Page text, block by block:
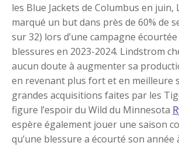
les Blue Jackets de Columbus en juin,
marqué un but dans près de 60% de
sur 32) lors d’une campagne
blessures en 2023-2024. Lindstrom
aucun doute à augmenter sa
en revenant plus fort et en meilleure
grandes acquisitions faites par les
figure l’espoir du Wild du Minnesota
espère également jouer une saison
qu’une blessure a écourté son année